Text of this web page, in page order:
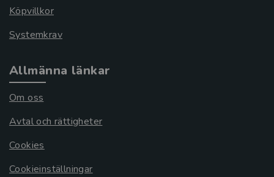
Köpvillkor
Systemkrav
Allmänna länkar
Om oss
Avtal och rättigheter
Cookies
Cookieinställningar